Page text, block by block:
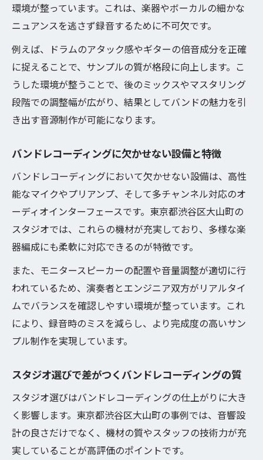
環境が整っています。これは、楽器やボーカルの細かな
ニュアンスを逃さず録音するために不可欠です。
例えば、ドラムのアタック感やギターの倍音成分を正確
に捉えることで、サンプルの質が格段に向上します。こ
うした環境が整うことで、後のミックスやマスタリング
段階での調整幅が広がり、結果としてバンドの魅力を引
き出す音源制作が可能になります。
バンドレコーディングに欠かせない設備と特徴
バンドレコーディングにおいて欠かせない設備は、高性
能なマイクやプリアンプ、そして多チャンネル対応のオ
ーディオインターフェースです。東京都渋谷区大山町の
スタジオでは、これらの機材が充実しており、多様な楽
器編成にも柔軟に対応できるのが特徴です。
また、モニタースピーカーの配置や音量調整が適切に行
われているため、演奏者とエンジニア双方がリアルタイ
ムでバランスを確認しやすい環境が整っています。これ
により、録音時のミスを減らし、より完成度の高いサン
プル制作を実現しています。
スタジオ選びで差がつくバンドレコーディングの質
スタジオ選びはバンドレコーディングの仕上がりに大き
く影響します。東京都渋谷区大山町の事例では、音響設
計の良さだけでなく、機材の質やスタッフの技術力が充
実していることが高評価のポイントです。